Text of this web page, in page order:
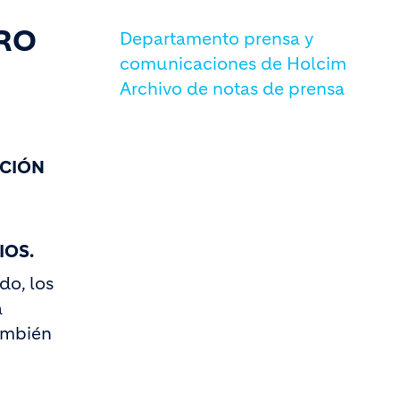
los
Departamento prensa y
comunicaciones de Holcim
Archivo de notas de prensa